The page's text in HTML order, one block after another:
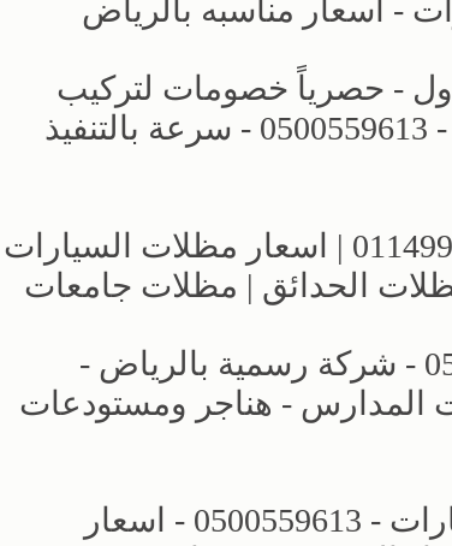
- اسعار مناسبه بالرياض
- حصرياً خصومات لتركيب
مظلات سيارات بالرياض - برجولات حدائق وسواتر - 0500559613 - سرعة بالتنفيذ
معارض الرياض | مظلات وسواتر التخصصي | 0114996351 | اسعار مظلات السيارات
الحدائق | مظلات جامعات
عروض وتصاميم مظلات الاختيار الاول - 0500559613 - شركة رسمية بالرياض -
المدارس - هناجر ومستودعات
محل مظلات وسواتر الرياض - تركيب مواقف السيارات - 0500559613 - اسعار